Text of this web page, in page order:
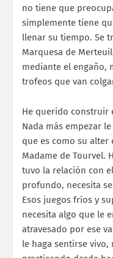
no tiene que
simplemente tiene
llenar su tiempo. Se
Marquesa de
mediante el engaño,
trofeos que van
He querido construir
Nada más empezar
que es como su alter
Madame de Tourvel.
tuvo la relación con
profundo, necesita
Esos juegos fríos y
necesita algo que le
atravesado por ese
le haga sentirse vivo,